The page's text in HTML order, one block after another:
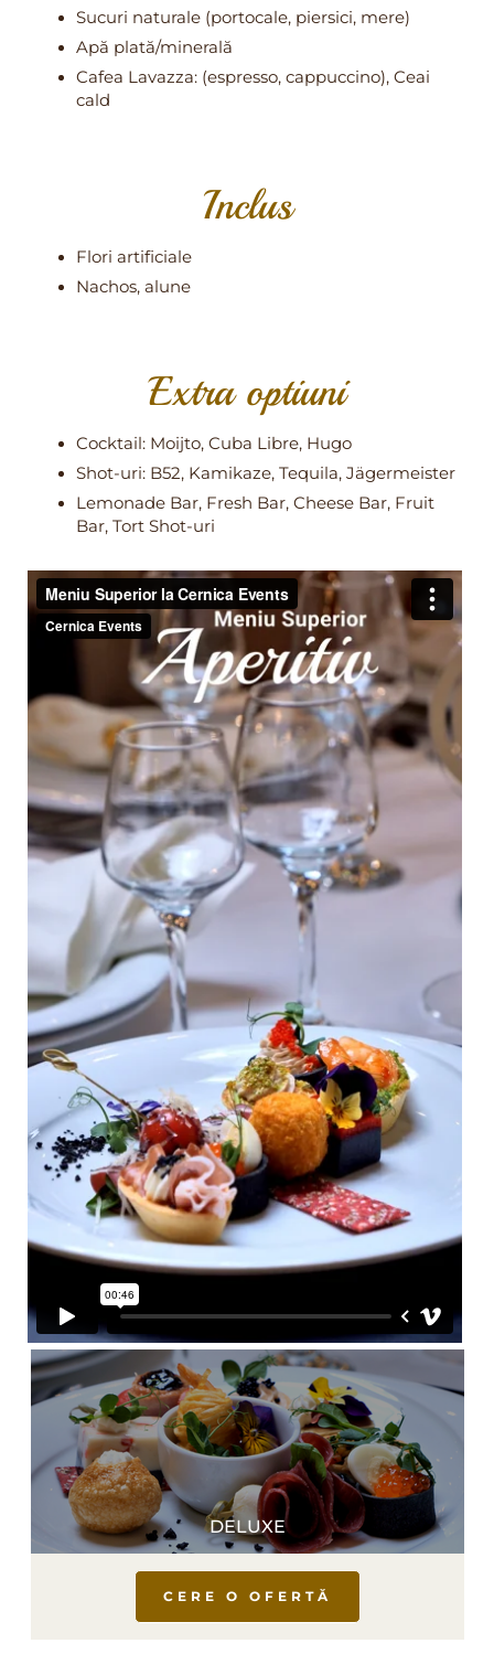
Sucuri naturale (portocale, piersici, mere)
Apă plată/minerală
Cafea Lavazza: (espresso, cappuccino), Ceai
cald
Inclus
Flori artificiale
Nachos, alune
Extra optiuni
Cocktail: Moijto, Cuba Libre, Hugo
Shot-uri: B52, Kamikaze, Tequila, Jägermeister
Lemonade Bar, Fresh Bar, Cheese Bar, Fruit
Bar, Tort Shot-uri
DELUXE
CERE O OFERTĂ